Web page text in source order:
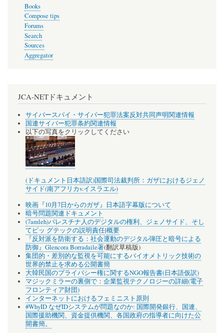
Books
Compose tips
Forums
Search
Sources
Aggregator
JCA-NETドキュメント
サイバースパイ・サイバー犯罪法案反対共同声明関連情報
国連サイバー犯罪条約関連情報
以下の写真をクリックしてください
(ドキュメント日本語訳)国際司法裁判所：ガザにおけるジェノ
サイド(南アフリカv.イスラエル)
映画『10月7日からのガザ』日本語字幕版について
暗号問題関連ドキュメント
(7amleh)パレスチナ人のデジタルの権利、ジェノサイド、そし
てビッ グテックの説明責任|概要
『反対派を防衛する：社会運動のデジタル弾圧と暗号による
防御』Glencora Borradaile著(翻訳草稿版)
集団的・差別的な監視を可能にするバイオメトリック技術の
世界的禁止を求める公開書簡
大韓民国のプライバシー権に関するNGO報告書(日本語仮訳)
マジックミラーの裏側で：企業監視テクノロジーの詳細(電子
フロンティア財団)
インターネットにおけるフェミニスト原則
#WhyID なぜIDシステムが問題なのか: 国際開発銀行、国連、
国際援助機関、資金提供機関、各国政府の指導者に向けた公
開書簡。